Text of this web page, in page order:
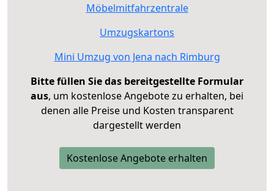
Möbelmitfahrzentrale
Umzugskartons
Mini Umzug von Jena nach Rimburg
Bitte füllen Sie das bereitgestellte Formular
aus, um kostenlose Angebote zu erhalten, bei
denen alle Preise und Kosten transparent
dargestellt werden
Kostenlose Angebote erhalten